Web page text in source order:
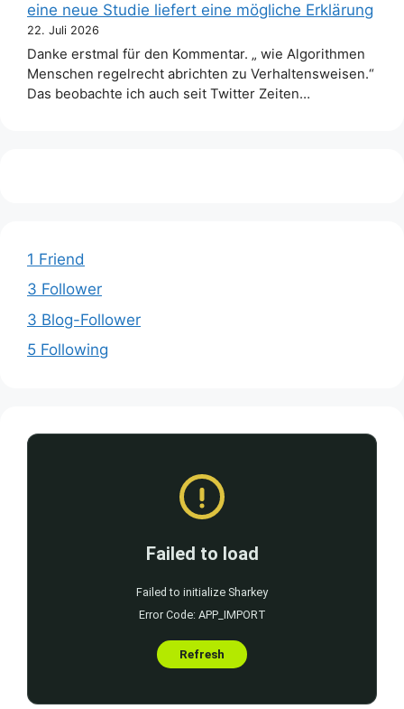
eine neue Studie liefert eine mögliche Erklärung
22. Juli 2026
Danke erstmal für den Kommentar. „ wie Algorithmen
Menschen regelrecht abrichten zu Verhaltensweisen.“
Das beobachte ich auch seit Twitter Zeiten…
1 Friend
3 Follower
3 Blog-Follower
5 Following